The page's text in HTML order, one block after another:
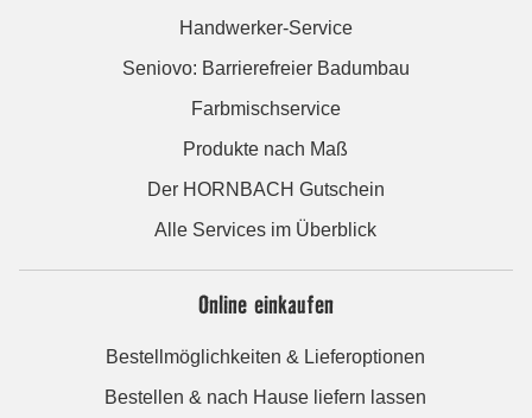
Handwerker-Service
Seniovo: Barrierefreier Badumbau
Farbmischservice
Produkte nach Maß
Der HORNBACH Gutschein
Alle Services im Überblick
Online einkaufen
Bestellmöglichkeiten & Lieferoptionen
Bestellen & nach Hause liefern lassen